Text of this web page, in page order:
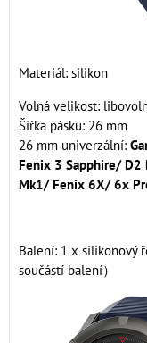
Materiál: silikon
Volná velikost:
Šířka pásku: 26 mm
26 mm univerzální:
Fenix 3 Sapphire/ D2
Mk1/ Fenix 6X/ 6x
Balení: 1 x silikonový
součástí balení）